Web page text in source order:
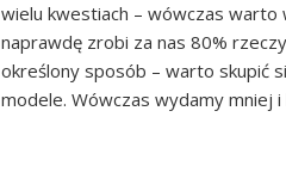
wielu kwestiach – wówczas warto
naprawdę zrobi za nas 80%
określony sposób – warto skupić
modele. Wówczas wydamy mniej